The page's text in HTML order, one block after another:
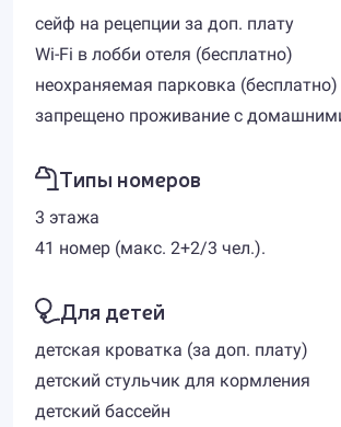
сейф на рецепции за доп. плату
Wi-Fi в лобби отеля (бесплатно)
неохраняемая парковка (бесплатно)
запрещено проживание с
Типы номеров
3 этажа
41 номер (макс. 2+2/3 чел.).
Для детей
детская кроватка (за доп. плату)
детский стульчик для кормления
детский бассейн